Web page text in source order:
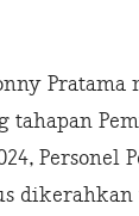
Pratama
tahapan
Personel